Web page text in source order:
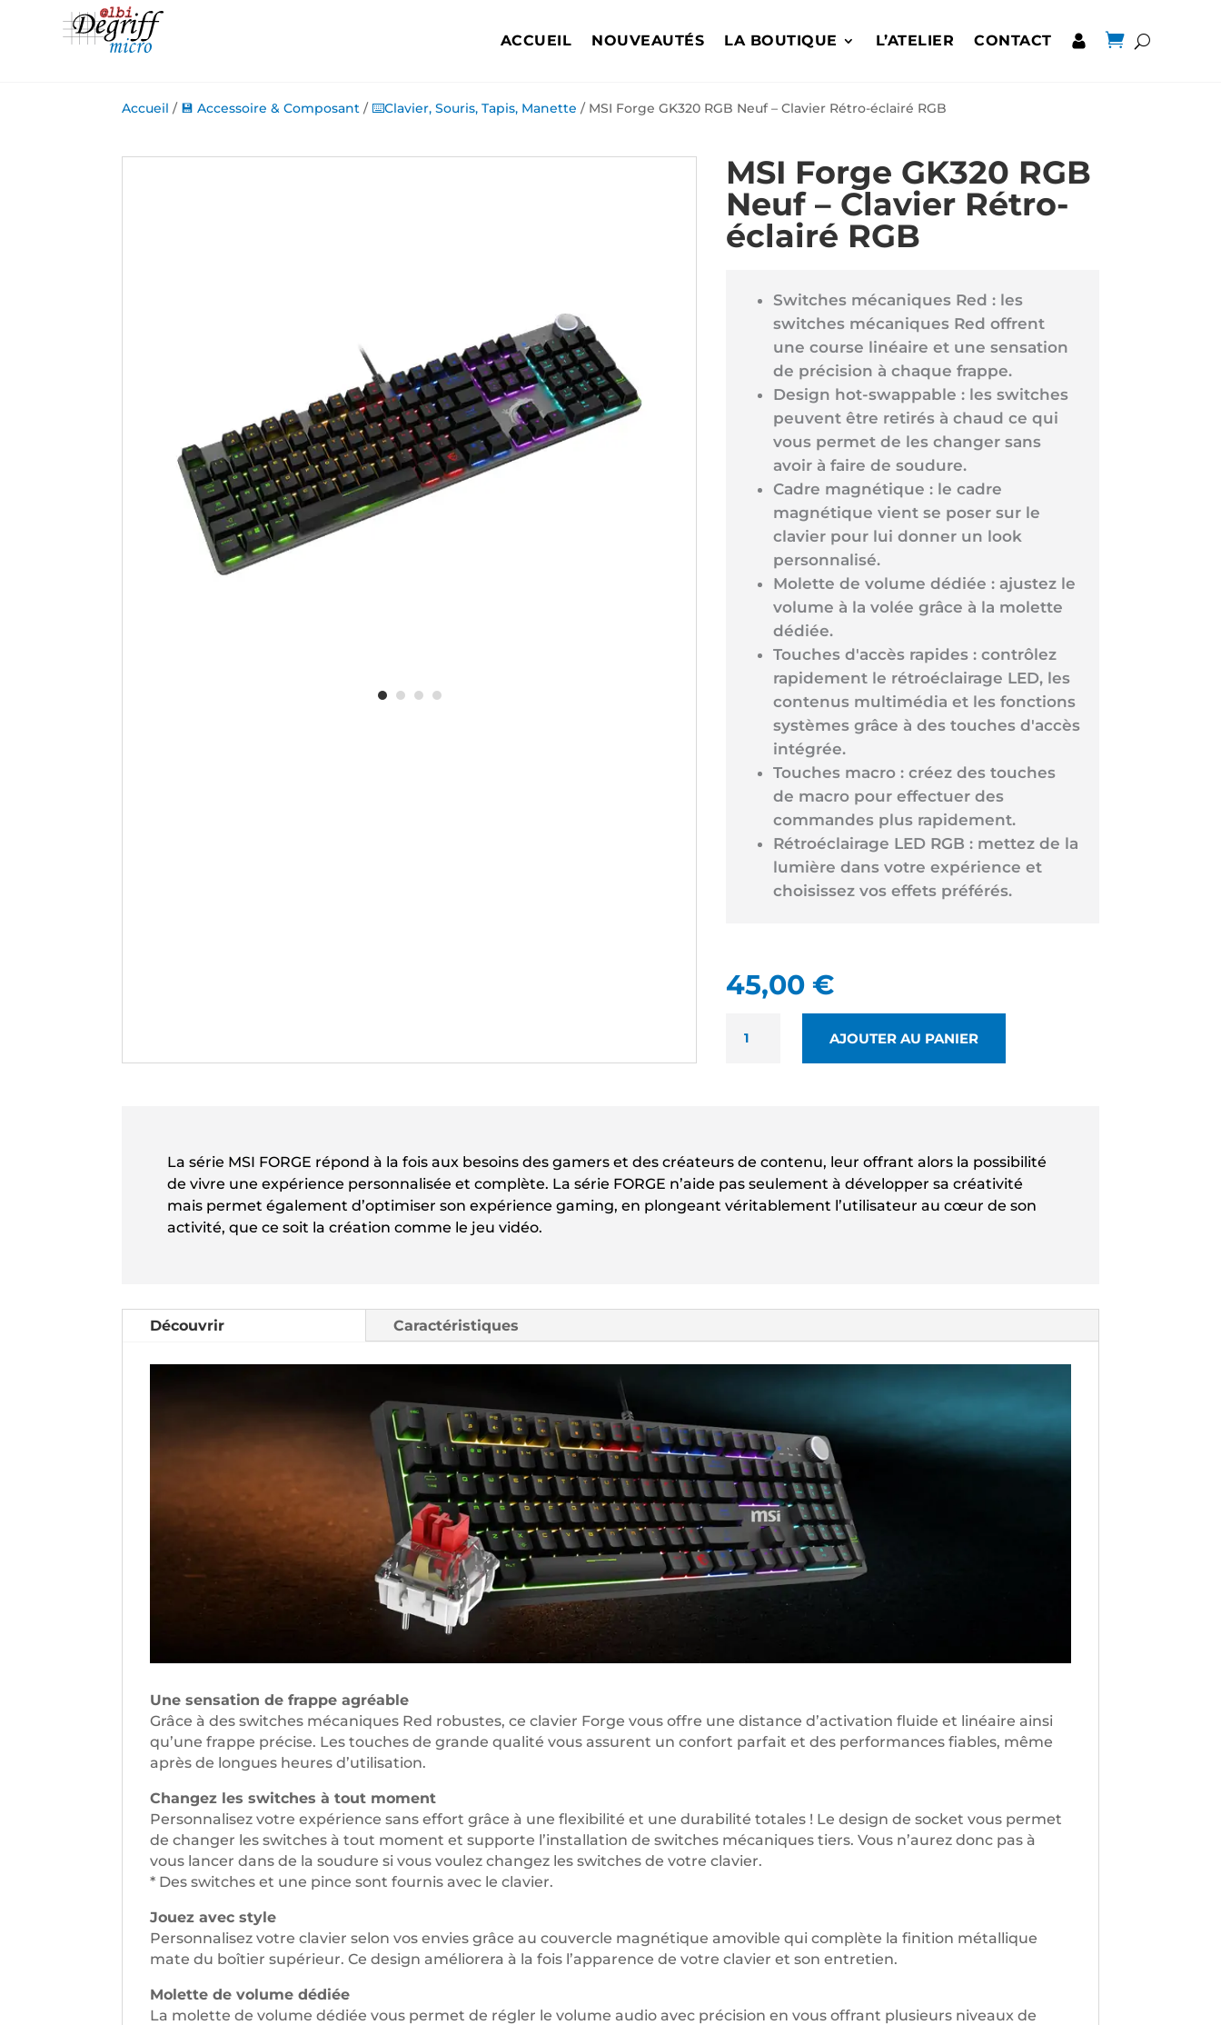
ACCUEIL NOUVEAUTÉS LA BOUTIQUE L’ATELIER CONTACT 
Accueil / 💾 Accessoire & Composant / ⌨️Clavier, Souris, Tapis, Manette / MSI Forge GK320 RGB Neuf – Clavier Rétro-éclairé RGB
MSI Forge GK320 RGB
Neuf – Clavier Rétro-
éclairé RGB
Switches mécaniques Red : les
switches mécaniques Red offrent
une course linéaire et une sensation
de précision à chaque frappe.
Design hot-swappable : les switches
peuvent être retirés à chaud ce qui
vous permet de les changer sans
avoir à faire de soudure.
Cadre magnétique : le cadre
magnétique vient se poser sur le
clavier pour lui donner un look
personnalisé.
Molette de volume dédiée : ajustez le
volume à la volée grâce à la molette
dédiée.
Touches d'accès rapides : contrôlez
rapidement le rétroéclairage LED, les
contenus multimédia et les fonctions
systèmes grâce à des touches d'accès
intégrée.
Touches macro : créez des touches
de macro pour effectuer des
commandes plus rapidement.
Rétroéclairage LED RGB : mettez de la
lumière dans votre expérience et
choisissez vos effets préférés.
45,00 €
-
CLAVIER
RÉTRO-
AJOUTER AU PANIER
La série MSI FORGE répond à la fois aux besoins des gamers et des créateurs de contenu, leur offrant alors la possibilité
de vivre une expérience personnalisée et complète. La série FORGE n’aide pas seulement à développer sa créativité
mais permet également d’optimiser son expérience gaming, en plongeant véritablement l’utilisateur au cœur de son
activité, que ce soit la création comme le jeu vidéo.
Découvrir Caractéristiques
Une sensation de frappe agréable
Grâce à des switches mécaniques Red robustes, ce clavier Forge vous offre une distance d’activation fluide et linéaire ainsi
qu’une frappe précise. Les touches de grande qualité vous assurent un confort parfait et des performances fiables, même
après de longues heures d’utilisation.
Changez les switches à tout moment
Personnalisez votre expérience sans effort grâce à une flexibilité et une durabilité totales ! Le design de socket vous permet
de changer les switches à tout moment et supporte l’installation de switches mécaniques tiers. Vous n’aurez donc pas à
vous lancer dans de la soudure si vous voulez changez les switches de votre clavier.
* Des switches et une pince sont fournis avec le clavier.
Jouez avec style
Personnalisez votre clavier selon vos envies grâce au couvercle magnétique amovible qui complète la finition métallique
mate du boîtier supérieur. Ce design améliorera à la fois l’apparence de votre clavier et son entretien.
Molette de volume dédiée
La molette de volume dédiée vous permet de régler le volume audio avec précision en vous offrant plusieurs niveaux de